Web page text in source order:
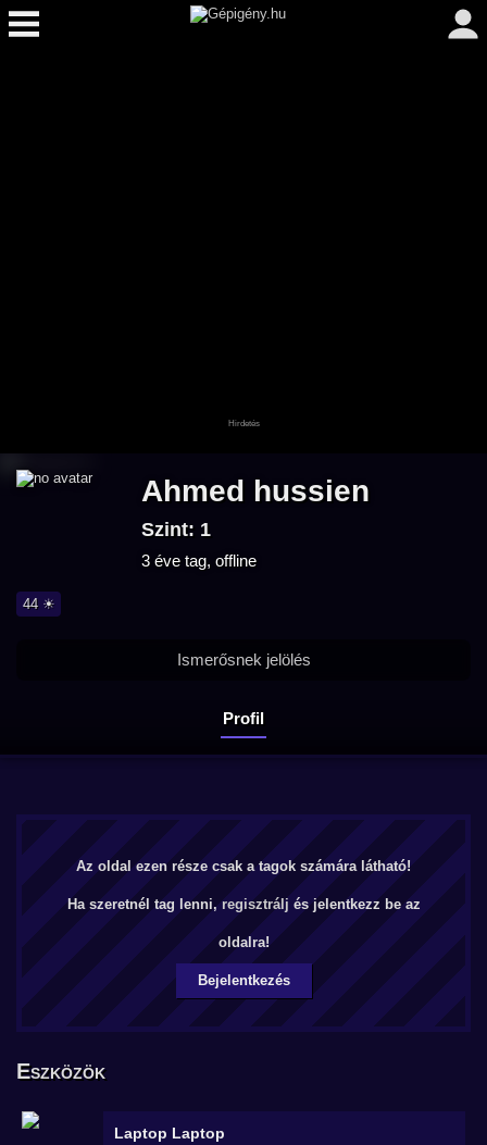
Ahmed hussien
Szint: 1
3 éve tag, offline
44 ☀
Profil
Ismerősnek jelölés
Az oldal ezen része csak a tagok számára látható!
Ha szeretnél tag lenni, regisztrálj és jelentkezz be az
oldalra!
Bejelentkezés
Eszközök
Laptop Laptop